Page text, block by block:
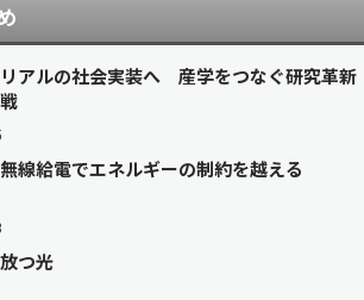
アルの社会実装へ 産学をつなぐ研究革新
線給電でエネルギーの制約を越える
つ光